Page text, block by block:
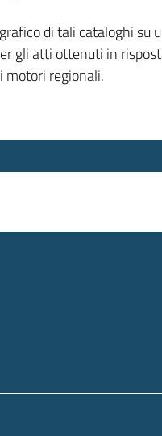
di tali cataloghi su
gli atti ottenuti in
motori regionali.